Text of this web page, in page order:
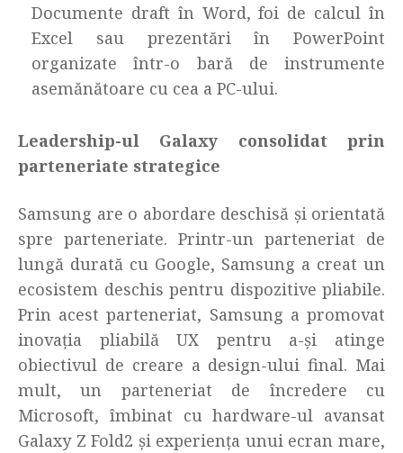
Documente draft în Word, foi de calcul în
Excel sau prezentări în PowerPoint
organizate într-o bară de instrumente
asemănătoare cu cea a PC-ului.
Leadership-ul Galaxy consolidat prin
parteneriate strategice
Samsung are o abordare deschisă și orientată
spre parteneriate. Printr-un parteneriat de
lungă durată cu Google, Samsung a creat un
ecosistem deschis pentru dispozitive pliabile.
Prin acest parteneriat, Samsung a promovat
inovația pliabilă UX pentru a-și atinge
obiectivul de creare a design-ului final. Mai
mult, un parteneriat de încredere cu
Microsoft, îmbinat cu hardware-ul avansat
Galaxy Z Fold2 și experiența unui ecran mare,